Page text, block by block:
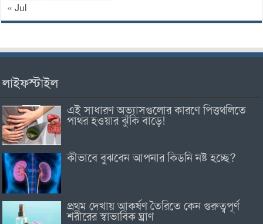
« Jul
লাইফস্টাইল
এই সাধারণ অভ্যাসগুলোর কারণে পিত্তথলিতে
পাথর হওয়ার ঝুঁকি বাড়ে!
কীভাবে বুঝবেন আপনার কিডনি নষ্ট হচ্ছে?
প্রথম দেখায় আকর্ষণ তৈরিতে কেন গুরুত্বপূর্ণ
শরীরের স্বাভাবিক ঘ্রাণ